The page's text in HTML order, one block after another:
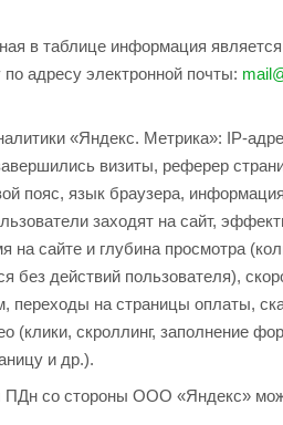
в таблице информация
адресу электронной почты:
«Яндекс. Метрика»: IP-
визиты, реферер
пояс, язык браузера,
заходят на сайт,
на сайте и глубина просмотра
действий пользователя),
на страницы оплаты,
(клики, скроллинг, заполнение
и др.).
со стороны ООО «Яндекс»